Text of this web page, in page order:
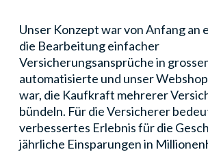
Unser Konzept war von Anfang an
die Bearbeitung einfacher
Versicherungsansprüche in
automatisierte und unser
war, die Kaufkraft mehrerer
bündeln. Für die Versicherer
verbessertes Erlebnis für die
jährliche Einsparungen in